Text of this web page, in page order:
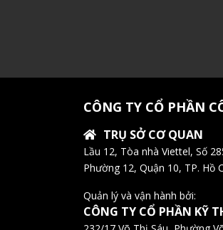
CÔNG TY CỔ PHẦN
TRỤ SỞ CƠ QUAN
Lầu 12, Tòa nhà Viettel, Số
Phường 12, Quận 10, TP. Hồ
Quản lý và vận hành bởi:
CÔNG TY CỔ PHẦN KỸ